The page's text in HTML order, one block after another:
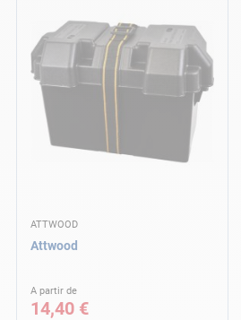
ATTWOOD
Attwood
A partir de
14,40 €